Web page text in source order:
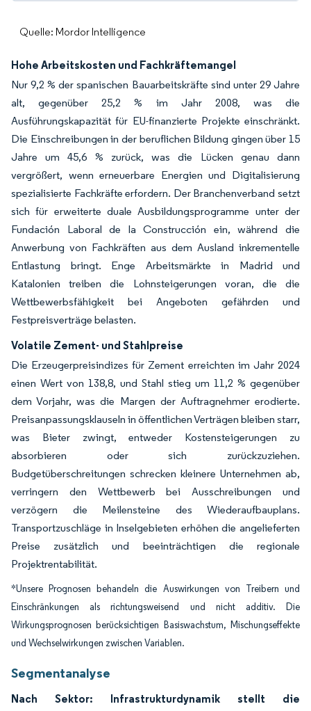
Quelle: Mordor Intelligence
Hohe Arbeitskosten und Fachkräftemangel
Nur 9,2 % der spanischen Bauarbeitskräfte sind unter 29 Jahre
alt, gegenüber 25,2 % im Jahr 2008, was die
Ausführungskapazität für EU-finanzierte Projekte einschränkt.
Die Einschreibungen in der beruflichen Bildung gingen über 15
Jahre um 45,6 % zurück, was die Lücken genau dann
vergrößert, wenn erneuerbare Energien und Digitalisierung
spezialisierte Fachkräfte erfordern. Der Branchenverband setzt
sich für erweiterte duale Ausbildungsprogramme unter der
Fundación Laboral de la Construcción ein, während die
Anwerbung von Fachkräften aus dem Ausland inkrementelle
Entlastung bringt. Enge Arbeitsmärkte in Madrid und
Katalonien treiben die Lohnsteigerungen voran, die die
Wettbewerbsfähigkeit bei Angeboten gefährden und
Festpreisverträge belasten.
Volatile Zement- und Stahlpreise
Die Erzeugerpreisindizes für Zement erreichten im Jahr 2024
einen Wert von 138,8, und Stahl stieg um 11,2 % gegenüber
dem Vorjahr, was die Margen der Auftragnehmer erodierte.
Preisanpassungsklauseln in öffentlichen Verträgen bleiben starr,
was Bieter zwingt, entweder Kostensteigerungen zu
absorbieren oder sich zurückzuziehen.
Budgetüberschreitungen schrecken kleinere Unternehmen ab,
verringern den Wettbewerb bei Ausschreibungen und
verzögern die Meilensteine des Wiederaufbauplans.
Transportzuschläge in Inselgebieten erhöhen die angelieferten
Preise zusätzlich und beeinträchtigen die regionale
Projektrentabilität.
*Unsere Prognosen behandeln die Auswirkungen von Treibern und
Einschränkungen als richtungsweisend und nicht additiv. Die
Wirkungsprognosen berücksichtigen Basiswachstum, Mischungseffekte
und Wechselwirkungen zwischen Variablen.
Segmentanalyse
Nach Sektor: Infrastrukturdynamik stellt die